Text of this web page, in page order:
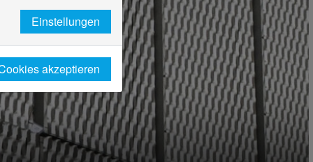
Einstellungen
akzeptieren